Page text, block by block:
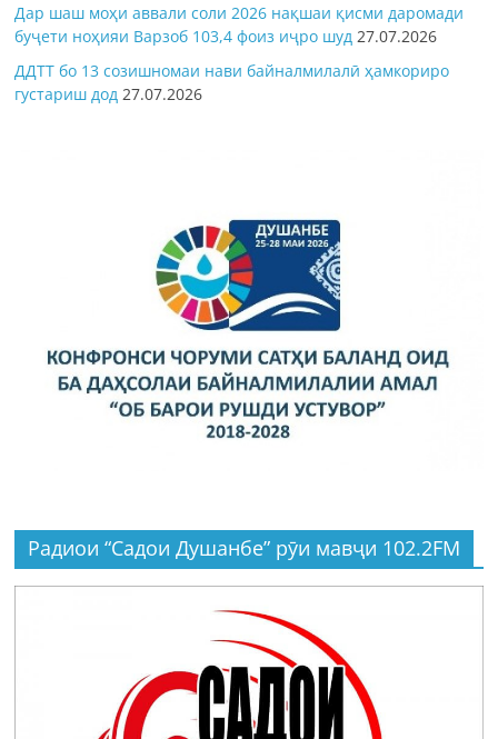
Дар шаш моҳи аввали соли 2026 нақшаи қисми даромади
буҷети ноҳияи Варзоб 103,4 фоиз иҷро шуд 27.07.2026
ДДТТ бо 13 созишномаи нави байналмилалӣ ҳамкориро
густариш дод 27.07.2026
Радиои “Садои Душанбе” рӯи мавҷи 102.2FM